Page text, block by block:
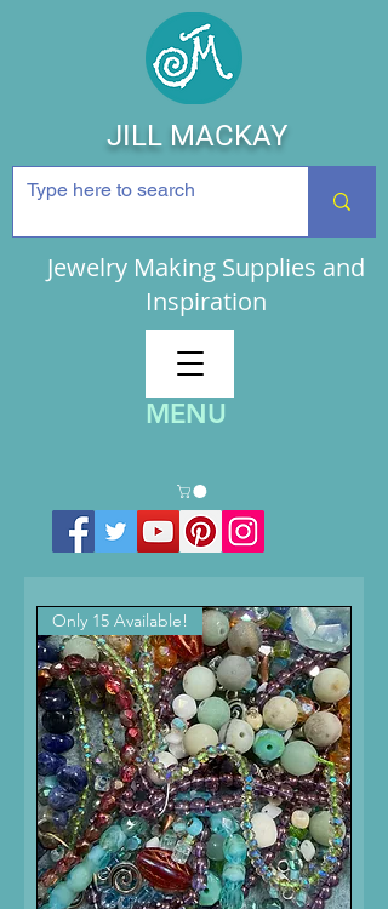
JILL MACKAY
Jewelry Making Supplies and
Inspiration
MENU
Only 15 Available!